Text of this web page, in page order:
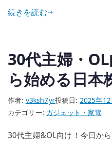
続きを読む
30代主婦・
ら始める日本
作者: v3ksh7yr投稿日: 2025年12
カテゴリー: ガジェット・家電
30代主婦&OL向け！今日か